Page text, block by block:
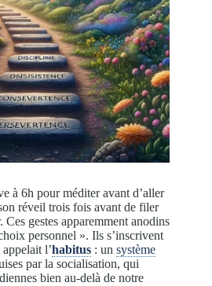
à 6h pour méditer avant d’aller
réveil trois fois avant de filer
gestes apparemment anodins
personnel ». Ils s’inscrivent
appelait l’habitus : un système
par la socialisation, qui
bien au-delà de notre